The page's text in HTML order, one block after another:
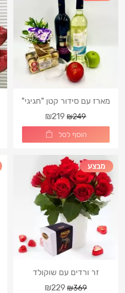
מארז עם סידור קטן "חגיגי"
₪249
₪219
הוסף לסל
מבצע
זר ורדים עם שוקולד
₪369
₪229